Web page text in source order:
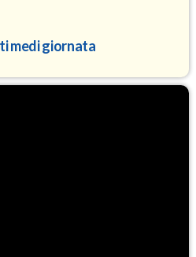
medi giornata